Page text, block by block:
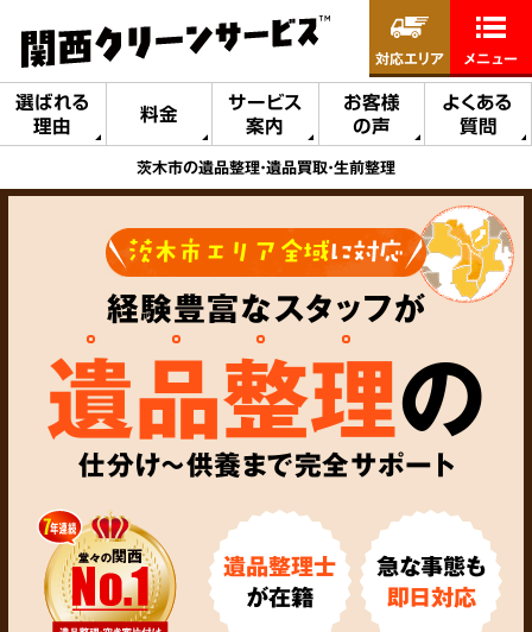
選ばれる
理由
料金
サービス
案内
お客様
の声
よくある
質問
対応エリア メニュー
茨木市の遺品整理・遺品買取・生前整理
茨木市エリア全域に対応
経験豊富なスタッフが
遺品整理の
仕分け～供養まで完全サポート
遺品整理士
が在籍
急な事態も
即日対応